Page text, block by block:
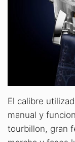
El calibre
manual y
tourbillon, gran